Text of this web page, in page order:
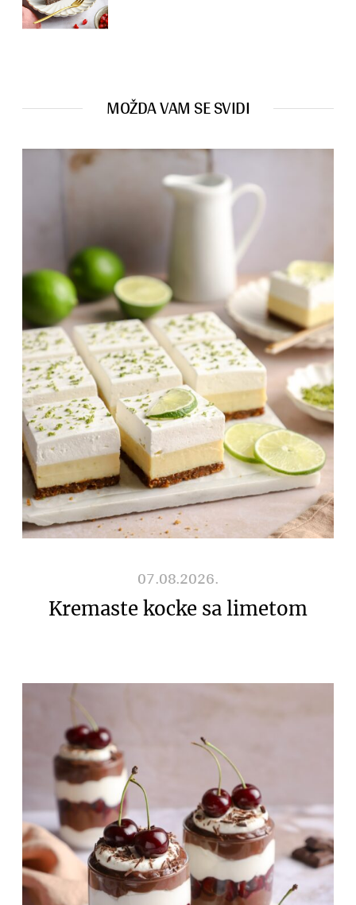
MOŽDA VAM SE SVIDI
07.08.2026.
Kremaste kocke sa limetom